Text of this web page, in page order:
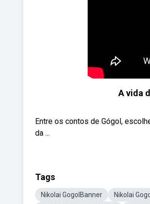
A vida
Entre os contos de Gógol,
da ...
Tags
Nikolai GogolBanner Nikolai